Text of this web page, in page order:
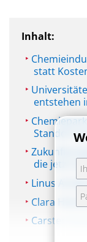
Inhalt:
statt
entstehen
Standort-
die jetzt
Linus
Clara
Carsten